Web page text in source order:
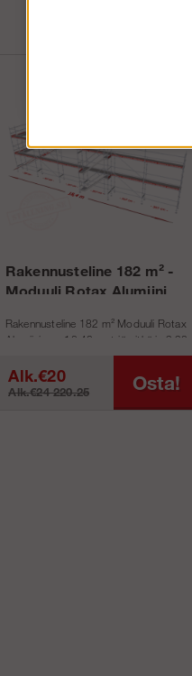
Rakennusteline 182 m² -
Moduuli Rotax Alumiini
Rakennusteline 182 m² Moduuli Rotax
Alumiinin on 18,42 metriä pitkä ja 9,92
Alk.€20
Alk.€24 220.25 Osta!